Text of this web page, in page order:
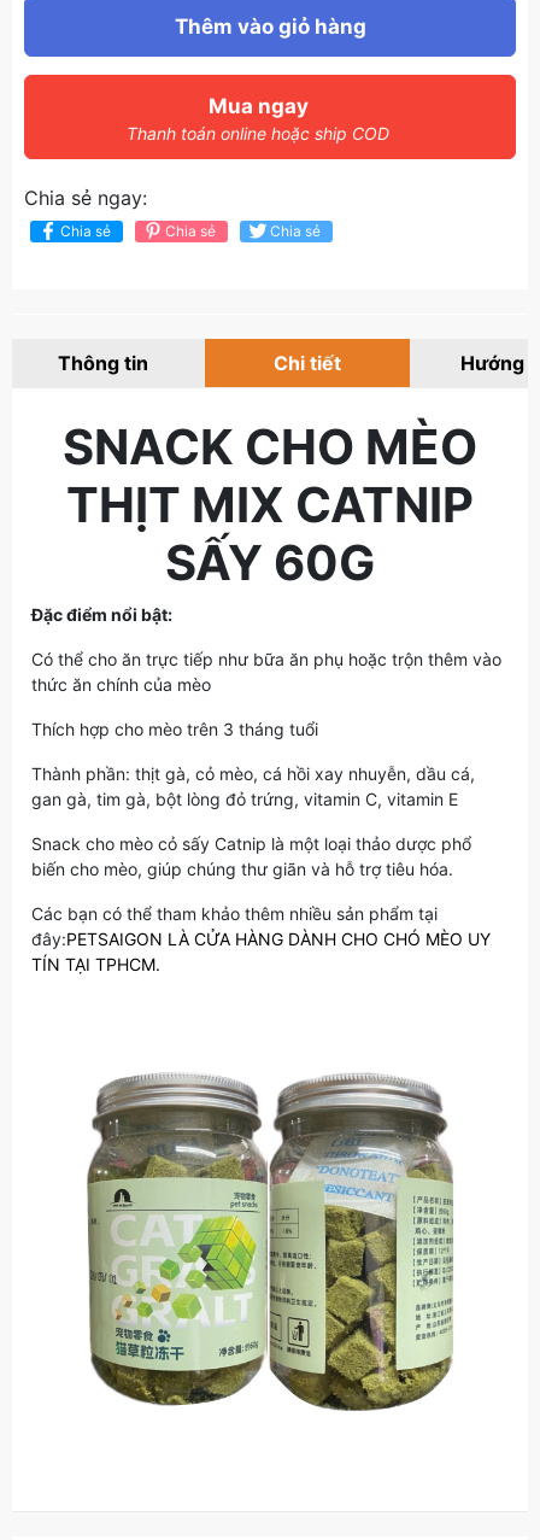
Thêm vào giỏ hàng
Mua ngay
Thanh toán online hoặc ship COD
Chia sẻ ngay:
Chia sẻ Chia sẻ Chia sẻ
Thông tin Chi tiết Hướng
SNACK CHO MÈO
THỊT MIX CATNIP
SẤY 60G
Đặc điểm nổi bật:
Có thể cho ăn trực tiếp như bữa ăn phụ hoặc trộn thêm vào
thức ăn chính của mèo
Thích hợp cho mèo trên 3 tháng tuổi
Thành phần: thịt gà, cỏ mèo, cá hồi xay nhuyễn, dầu cá,
gan gà, tim gà, bột lòng đỏ trứng, vitamin C, vitamin E
Snack cho mèo cỏ sấy Catnip là một loại thảo dược phổ
biến cho mèo, giúp chúng thư giãn và hỗ trợ tiêu hóa.
Các bạn có thể tham khảo thêm nhiều sản phẩm tại
đây:PETSAIGON LÀ CỬA HÀNG DÀNH CHO CHÓ MÈO UY
TÍN TẠI TPHCM.